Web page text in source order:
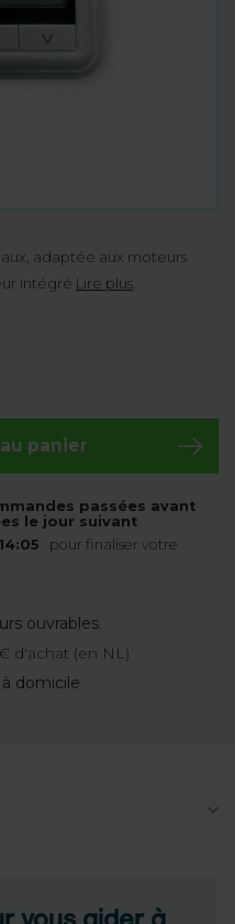
adaptée aux moteurs
intégré Lire plus
panier
passées avant
le jour suivant
pour finaliser votre
ouvrables.
d'achat (en NL)
domicile